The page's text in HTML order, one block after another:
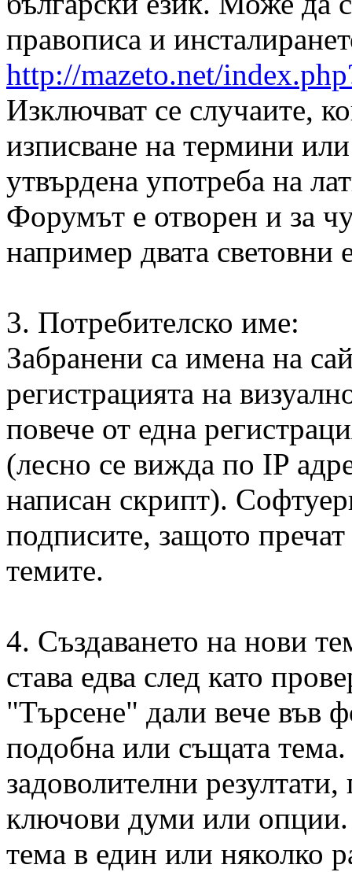
правописа и
http://mazeto.net/
Изключват се случаите,
изписване на термини
утвърдена употреба на
Форумът е отворен и за
например двата световни
3. Потребителско име:
Забранени са имена на
регистрацията на
повече от една
(лесно се вижда по IP
написан скрипт).
подписите, защото
темите.
4. Създаването на нови
става едва след като
"Търсене" дали вече във
подобна или същата
задоволителни
ключови думи или опции.
тема в един или няколко